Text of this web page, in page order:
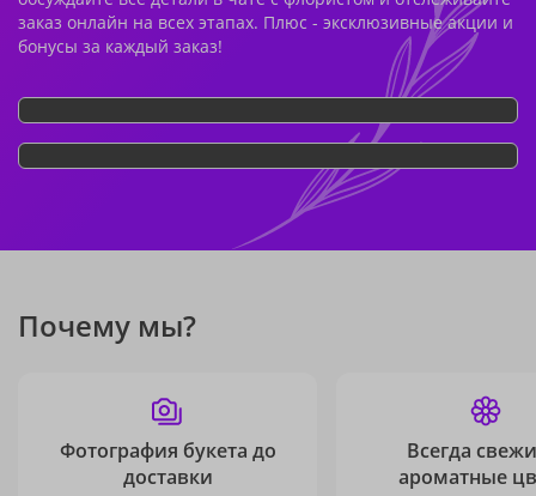
заказ онлайн на всех этапах. Плюс - эксклюзивные акции и
бонусы за каждый заказ!
Почему мы?
Фотография букета до
доставки
Всегда
ароматные